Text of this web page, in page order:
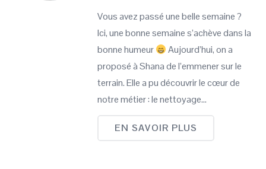
Vous avez passé une belle semaine ?
Ici, une bonne semaine s’achève dans la
bonne humeur
Aujourd’hui, on a
proposé à Shana de l’emmener sur le
terrain. Elle a pu découvrir le cœur de
notre métier : le nettoyage…
EN SAVOIR PLUS